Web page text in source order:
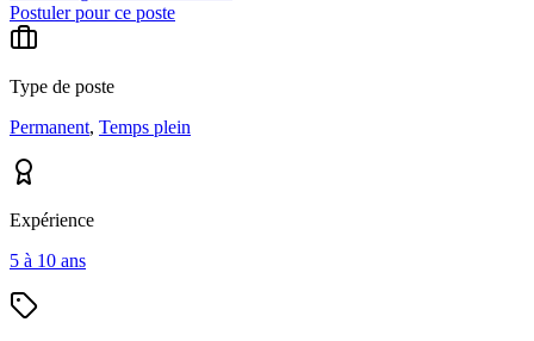
Postuler pour ce poste
Type de poste
Permanent, Temps plein
Expérience
5 à 10 ans